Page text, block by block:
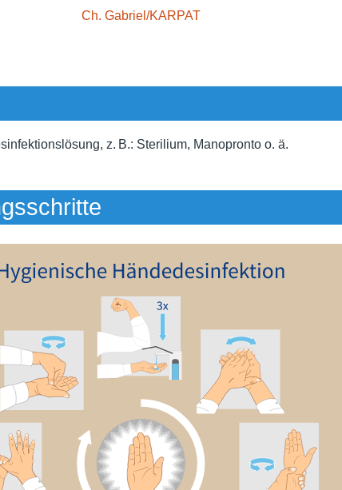
Ch. Gabriel/KARPAT
z. B.: Sterilium, Manopronto o. ä.